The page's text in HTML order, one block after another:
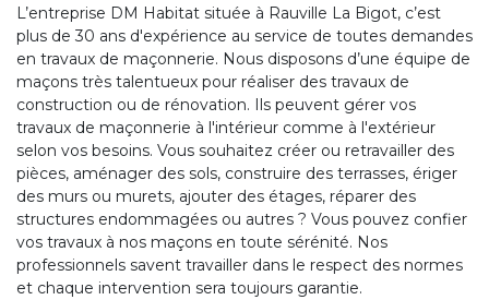
L’entreprise DM Habitat située à Rauville La Bigot, c’est
plus de 30 ans d'expérience au service de toutes demandes
en travaux de maçonnerie. Nous disposons d’une équipe de
maçons très talentueux pour réaliser des travaux de
construction ou de rénovation. Ils peuvent gérer vos
travaux de maçonnerie à l'intérieur comme à l'extérieur
selon vos besoins. Vous souhaitez créer ou retravailler des
pièces, aménager des sols, construire des terrasses, ériger
des murs ou murets, ajouter des étages, réparer des
structures endommagées ou autres ? Vous pouvez confier
vos travaux à nos maçons en toute sérénité. Nos
professionnels savent travailler dans le respect des normes
et chaque intervention sera toujours garantie.